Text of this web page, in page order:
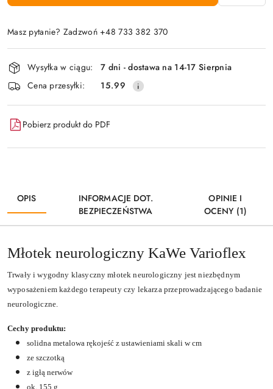
Masz pytanie? Zadzwoń +48 733 382 370
Dostępność
i
dostawa
Wysyłka w ciągu:
7 dni - dostawa na 14-17 Sierpnia
Cena przesyłki:
15.99
Pobierz produkt do PDF
OPIS
INFORMACJE DOT.
BEZPIECZEŃSTWA
OPINIE I
OCENY (1)
Młotek neurologiczny KaWe Varioflex
Trwały i wygodny klasyczny młotek neurologiczny jest niezbędnym
wyposażeniem każdego terapeuty czy lekarza przeprowadzającego badanie
neurologiczne.
Cechy produktu:
solidna metalowa rękojeść z ustawieniami skali w cm
ze szczotką
z igłą nerwów
ok. 155 g